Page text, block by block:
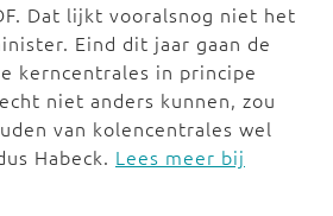
Dat lijkt vooralsnog niet het
Eind dit jaar gaan de
kerncentrales in principe
niet anders kunnen, zou
van kolencentrales wel
Habeck. Lees meer bij